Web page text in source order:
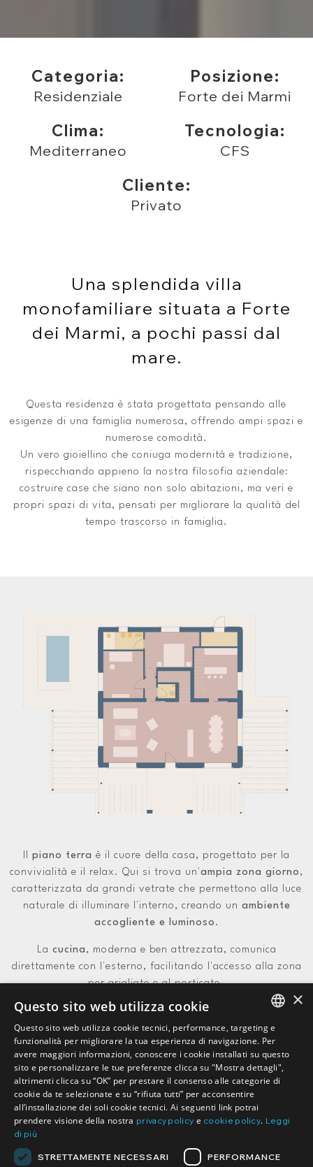
Categoria:
Residenziale
Posizione:
Forte dei Marmi
Clima:
Mediterraneo
Tecnologia:
CFS
Cliente:
Privato
Una splendida villa
monofamiliare situata a Forte
dei Marmi, a pochi passi dal
mare.
Questa residenza è stata progettata pensando alle
esigenze di una famiglia numerosa, offrendo ampi spazi e
numerose comodità.
Un vero gioiellino che coniuga modernità e tradizione,
rispecchiando appieno la nostra filosofia aziendale:
costruire case che siano non solo abitazioni, ma veri e
propri spazi di vita, pensati per migliorare la qualità del
tempo trascorso in famiglia.
piano terra è il cuore della casa, progettato per la
convivialità e il relax. Qui si trova un'ampia zona giorno ,
caratterizzata da grandi vetrate che permettono alla luce
naturale di illuminare l'interno, creando un ambiente
accogliente e luminoso .
La cucina , moderna e ben attrezzata, comunica
direttamente con l'esterno, facilitando l'accesso alla zona
per grigliate e al porticato.
ITALIAN
ENGLISH
×
Questo sito web utilizza cookie
Questo sito web utilizza cookie tecnici, performance, targeting e
funzionalità per migliorare la tua esperienza di navigazione. Per
avere maggiori informazioni, conoscere i cookie installati su questo
sito e personalizzare le tue preferenze clicca su "Mostra dettagli",
altrimenti clicca su “OK” per prestare il consenso alle categorie di
cookie da te selezionate e su “rifiuta tutti” per acconsentire
all’installazione dei soli cookie tecnici. Ai seguenti link potrai
prendere visione della nostra privacy policy e cookie policy. Leggi
di più
STRETTAMENTE NECESSARI PERFORMANCE